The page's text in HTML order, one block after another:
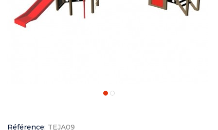
Référence: TEJA09